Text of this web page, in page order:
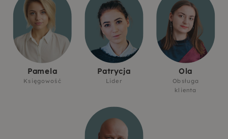
Pamela
Księgowość
Patrycja
Lider
Ola
Obsługa
klienta